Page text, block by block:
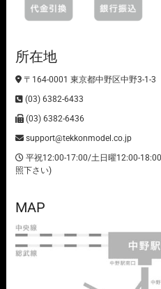
所在地
〒164-0001 東京都中野区中野3-1-3
(03) 6382-6433
(03) 6382-6436
support@tekkonmodel.co.jp
平祝12:00-17:00/土日曜12:00-
照下さい)
MAP